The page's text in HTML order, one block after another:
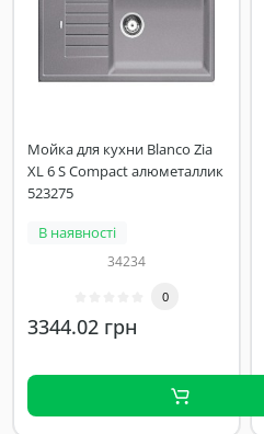
Мойка для кухни Blanco Zia
XL 6 S Compact алюметаллик
523275
В наявності
34234
0
3344.02 грн